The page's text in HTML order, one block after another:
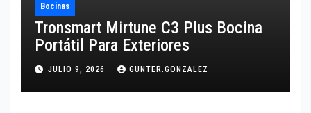
Bocinas
Tronsmart Mirtune C3 Plus Bocina
Portátil Para Exteriores
JULIO 9, 2026 GUNTER.GONZALEZ